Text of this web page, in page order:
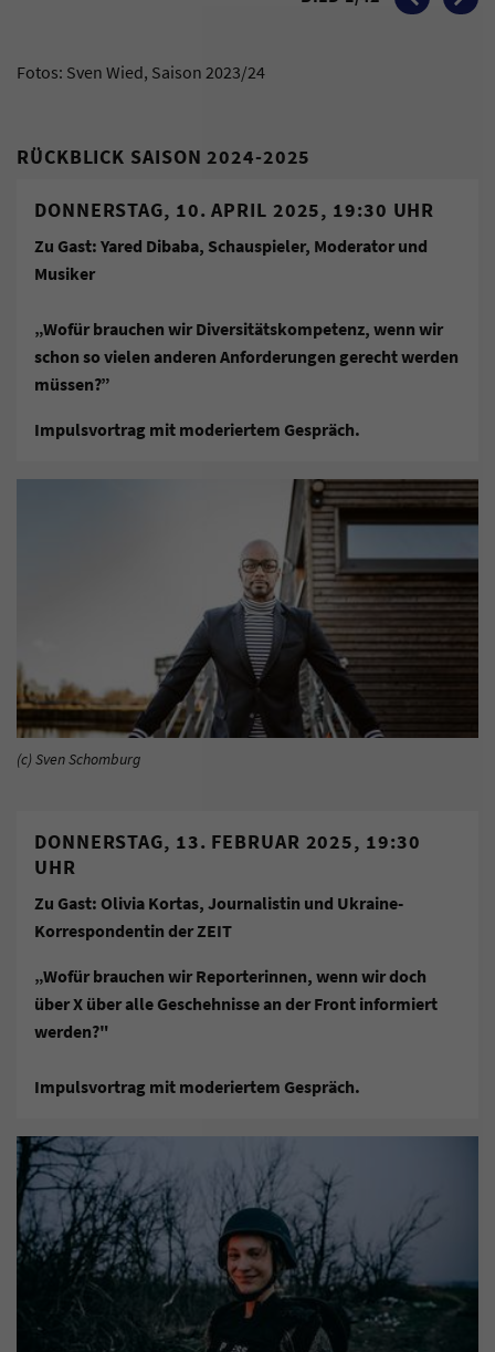
Fotos: Sven Wied, Saison 2023/24
RÜCKBLICK SAISON 2024-2025
DONNERSTAG, 10. APRIL 2025, 19:30 UHR
Zu Gast: Yared Dibaba, Schauspieler, Moderator und
Musiker
„Wofür brauchen wir Diversitätskompetenz, wenn wir
schon so vielen anderen Anforderungen gerecht werden
müssen?”
Impulsvortrag mit moderiertem Gespräch.
(c) Sven Schomburg
DONNERSTAG, 13. FEBRUAR 2025, 19:30
UHR
Zu Gast: Olivia Kortas, Journalistin und Ukraine-
Korrespondentin der ZEIT
„Wofür brauchen wir Reporterinnen, wenn wir doch
über X über alle Geschehnisse an der Front informiert
werden?"
Impulsvortrag mit moderiertem Gespräch.